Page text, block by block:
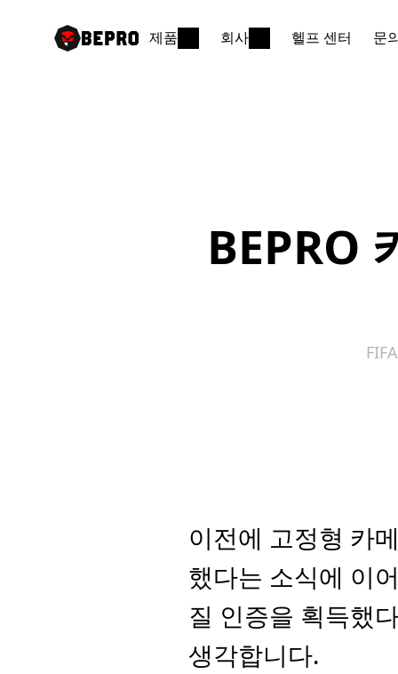
제품 회사 헬프 센터 문
BEPRO
이전에 고정형 카
했다는 소식에 이
질 인증을 획득했
생각합니다.